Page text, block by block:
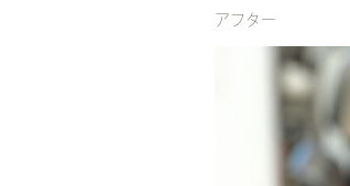
アフター